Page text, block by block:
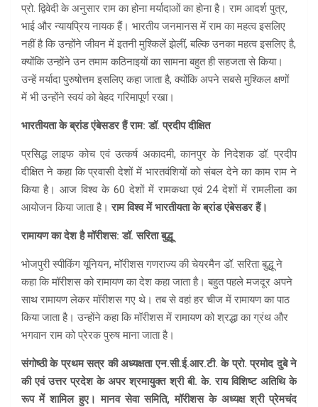
प्रो. द्विवेदी के अनुसार राम का होना मर्यादाओं का होना है। राम आदर्श पुत्र,
भाई और न्यायप्रिय नायक हैं। भारतीय जनमानस में राम का महत्व इसलिए
नहीं है कि उन्होंने जीवन में इतनी मुश्किलें झेलीं, बल्कि उनका महत्व इसलिए है,
क्योंकि उन्होंने उन तमाम कठिनाइयों का सामना बहुत ही सहजता से किया।
उन्हें मर्यादा पुरुषोत्तम इसलिए कहा जाता है, क्योंकि अपने सबसे मुश्किल क्षणों
में भी उन्होंने स्वयं को बेहद गरिमापूर्ण रखा।
भारतीयता के ब्रांड एंबेसडर हैं राम: डॉ. प्रदीप दीक्षित
प्रसिद्ध लाइफ कोच एवं उत्कर्ष अकादमी, कानपुर के निदेशक डॉ. प्रदीप
दीक्षित ने कहा कि प्रवासी देशों में भारतवंशियों को संबल देने का काम राम ने
किया है। आज विश्व के 60 देशों में रामकथा एवं 24 देशों में रामलीला का
आयोजन किया जाता है।राम विश्व में भारतीयता के ब्रांड एंबेसडर हैं।
रामायण का देश है मॉरीशस: डॉ. सरिता बुद्धू
भोजपुरी स्पीकिंग यूनियन, मॉरीशस गणराज्य की चेयरमैन डॉ. सरिता बुद्धू ने
कहा कि मॉरीशस को रामायण का देश कहा जाता है। बहुत पहले मजदूर अपने
साथ रामायण लेकर मॉरीशस गए थे। तब से वहां हर चीज में रामायण का पाठ
किया जाता है। उन्होंने कहा कि मॉरीशस में रामायण को श्रद्धा का ग्रंथ और
भगवान राम को प्रेरक पुरुष माना जाता है।
संगोष्ठी के प्रथम सत्र की अध्यक्षता एन.सी.ई.आर.टी. के प्रो. प्रमोद दुबे ने
की एवं उत्तर प्रदेश के अपर श्रमायुक्त श्री बी. के. राय विशिष्ट अतिथि के
रूप में शामिल हुए। मानव सेवा समिति, मॉरीशस के अध्यक्ष श्री प्रेमचंद